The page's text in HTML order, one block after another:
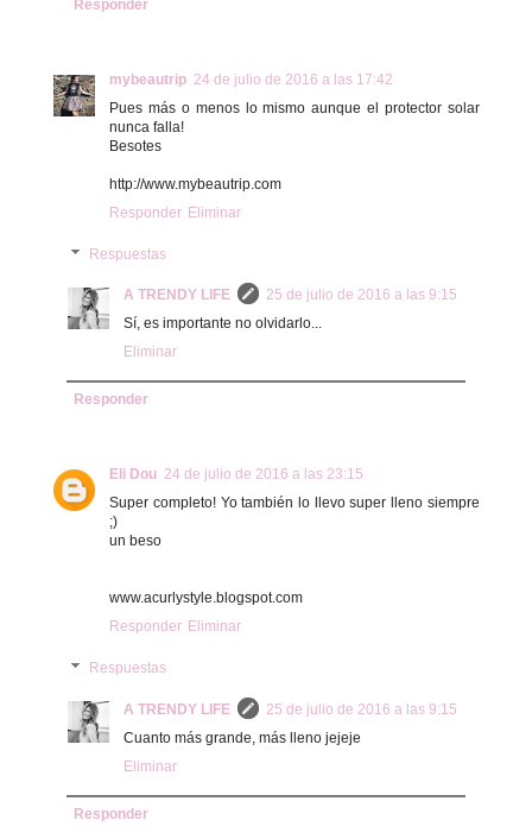
Responder
mybeautrip 24 de julio de 2016 a las 17:42
Pues más o menos lo mismo aunque el protector solar
nunca falla!
Besotes
http://www.mybeautrip.com
Responder Eliminar
Respuestas
A TRENDY LIFE
25 de julio de 2016 a las 9:15
Sí, es importante no olvidarlo...
Eliminar
Responder
Eli Dou 24 de julio de 2016 a las 23:15
Super completo! Yo también lo llevo super lleno siempre
;)
un beso
www.acurlystyle.blogspot.com
Responder Eliminar
Respuestas
A TRENDY LIFE
25 de julio de 2016 a las 9:15
Cuanto más grande, más lleno jejeje
Eliminar
Responder